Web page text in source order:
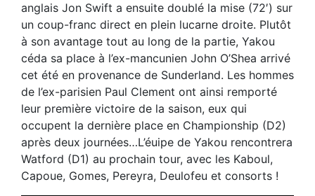
anglais Jon Swift a ensuite doublé la mise (72′) sur
un coup-franc direct en plein lucarne droite. Plutôt
à son avantage tout au long de la partie, Yakou
céda sa place à l’ex-mancunien John O’Shea arrivé
cet été en provenance de Sunderland. Les hommes
de l’ex-parisien Paul Clement ont ainsi remporté
leur première victoire de la saison, eux qui
occupent la dernière place en Championship (D2)
après deux journées…L’éuipe de Yakou rencontrera
Watford (D1) au prochain tour, avec les Kaboul,
Capoue, Gomes, Pereyra, Deulofeu et consorts !